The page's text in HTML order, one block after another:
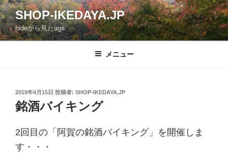
コ
ン
テ
ン
SHOP-IKEDAYA.JP
hideから見たaga
メニュー
投
稿
日:
2019年4月15日 投稿者: SHOP-IKEDAYA.JP
銘酒バイキング
2回目の「阿賀の銘酒バイキング」を開催しま
す・・・